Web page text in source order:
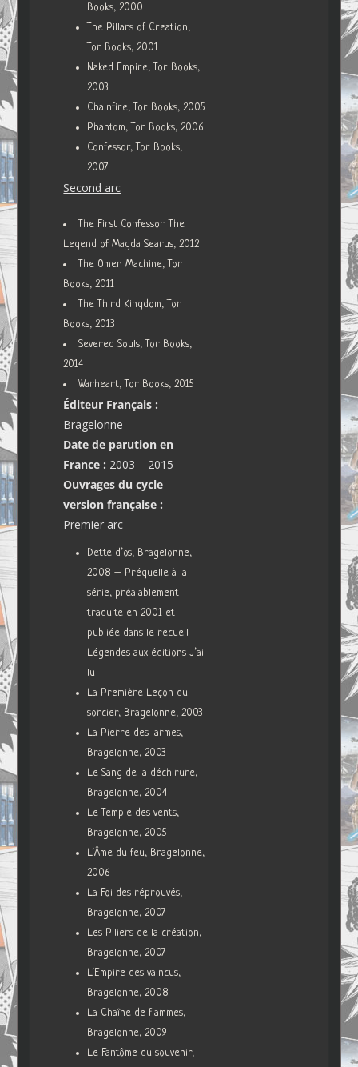
Books, 2000
The Pillars of Creation,
Tor Books, 2001
Naked Empire, Tor Books,
2003
Chainfire, Tor Books, 2005
Phantom, Tor Books, 2006
Confessor, Tor Books,
2007
Second arc
The First Confessor: The
Legend of Magda Searus, 2012
The Omen Machine, Tor
Books, 2011
The Third Kingdom, Tor
Books, 2013
Severed Souls, Tor Books,
2014
Warheart, Tor Books, 2015
Éditeur Français :
Bragelonne
Date de parution en
France : 2003 – 2015
Ouvrages du cycle
version française :
Premier arc
Dette d’os, Bragelonne,
2008 – Préquelle à la
série, préalablement
traduite en 2001 et
publiée dans le recueil
Légendes aux éditions J’ai
lu
La Première Leçon du
sorcier, Bragelonne, 2003
La Pierre des larmes,
Bragelonne, 2003
Le Sang de la déchirure,
Bragelonne, 2004
Le Temple des vents,
Bragelonne, 2005
L’Âme du feu, Bragelonne,
2006
La Foi des réprouvés,
Bragelonne, 2007
Les Piliers de la création,
Bragelonne, 2007
L’Empire des vaincus,
Bragelonne, 2008
La Chaîne de flammes,
Bragelonne, 2009
Le Fantôme du souvenir,